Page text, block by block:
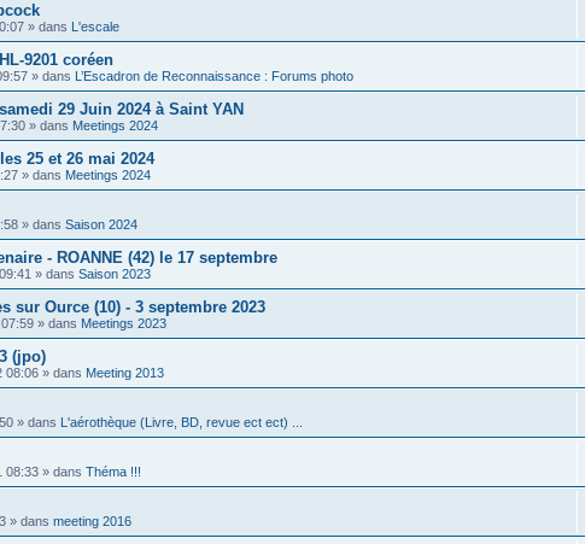
» dans L'escale
9201 coréen
» dans L’Escadron de Reconnaissance : Forums photo
29 Juin 2024 à Saint YAN
» dans Meetings 2024
25 et 26 mai 2024
» dans Meetings 2024
» dans Saison 2024
- ROANNE (42) le 17 septembre
» dans Saison 2023
sur Ource (10) - 3 septembre 2023
» dans Meetings 2023
(jpo)
08:06 » dans Meeting 2013
» dans L'aérothèque (Livre, BD, revue ect ect) ...
08:33 » dans Théma !!!
» dans meeting 2016